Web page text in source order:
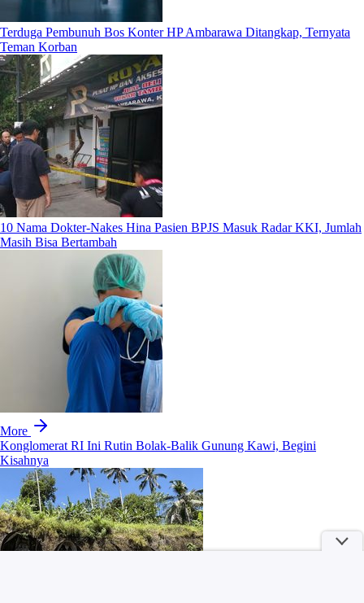
Terduga Pembunuh Bos Konter HP Ambarawa Ditangkap, Ternyata
Teman Korban
10 Nama Dokter-Nakes Hina Pasien BPJS Masuk Radar KKI, Jumlah
Masih Bisa Bertambah
More
Konglomerat RI Ini Rutin Bolak-Balik Gunung Kawi, Begini
Kisahnya